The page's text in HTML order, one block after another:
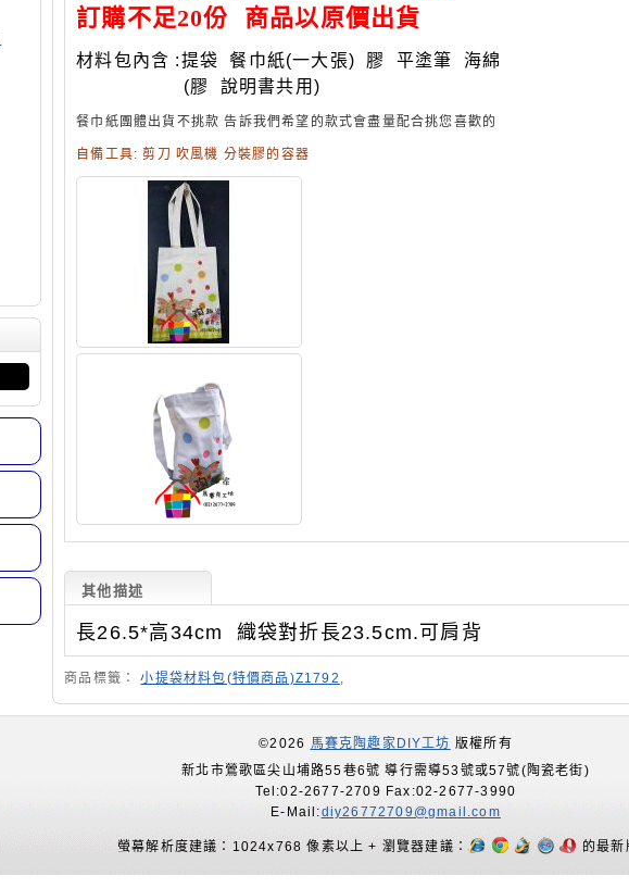
訂購不足20份 商品以原價出貨
材料包內含 :提袋 餐巾紙(一大張) 膠 平塗筆 海綿
(膠 說明書共用)
餐巾紙團體出貨不挑款 告訴我們希望的款式會盡量配合挑您喜歡的
自備工具: 剪刀 吹風機 分裝膠的容器
其他描述
長26.5*高34cm 織袋對折長23.5cm.可肩背
商品標籤：小提袋材料包(特價商品)Z1792 ,
©2026 馬賽克陶趣家DIY工坊 版權所有
新北市鶯歌區尖山埔路55巷6號 導行需導53號或57號(陶瓷老街)
Tel:02-2677-2709 Fax:02-2677-3990
E-Mail:diy26772709@gmail.com
螢幕解析度建議：1024x768 像素以上 + 瀏覽器建議： 的最新